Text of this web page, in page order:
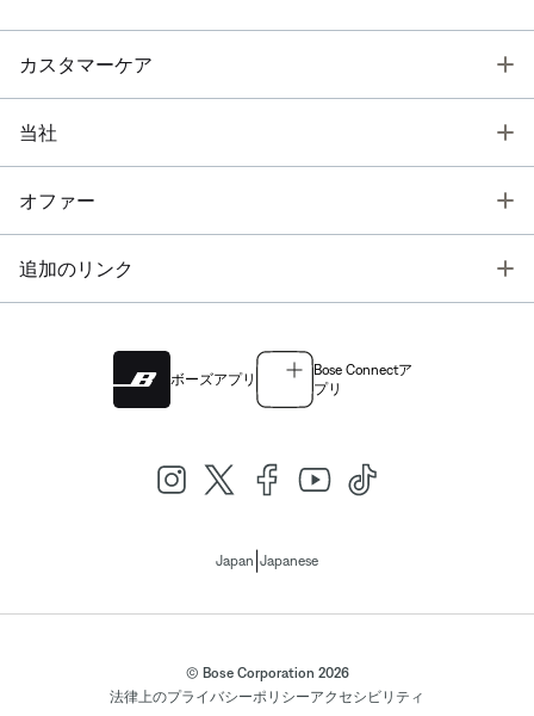
カスタマーケア
当社
オファー
追加のリンク
ボーズアプリ
Bose Connectア
プリ
Japan Japanese
© Bose Corporation 2026
法律上のプライバシーポリシーアクセシビリティ